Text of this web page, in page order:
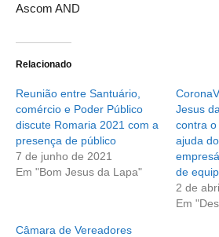
Ascom AND
Relacionado
Reunião entre Santuário,
comércio e Poder Público
discute Romaria 2021 com a
presença de público
7 de junho de 2021
Em "Bom Jesus da Lapa"
Jesus
contra
ajuda
de
2 de
Em
Câmara de Vereadores